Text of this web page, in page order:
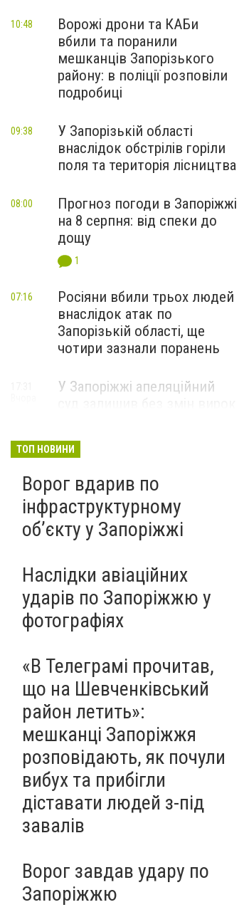
Ворожі дрони та КАБи
вбили та поранили
мешканців Запорізького
району: в поліції розповіли
подробиці
10:48
У Запорізькій області
внаслідок обстрілів горіли
поля та територія лісництва
09:38
Прогноз погоди в Запоріжжі
на 8 серпня: від спеки до
дощу
1
08:00
Росіяни вбили трьох людей
внаслідок атак по
Запорізькій області, ще
чотири зазнали поранень
07:16
У Запоріжжі апеляційний
зґвалтування двох
малолітніх падчерок
ТОП НОВИНИ
Ворог вдарив по
інфраструктурному
обʼєкту у Запоріжжі
Наслідки авіаційних
ударів по Запоріжжю у
фотографіях
«В Телеграмі прочитав,
що на Шевченківський
район летить»:
мешканці Запоріжжя
розповідають, як почули
вибух та прибігли
діставати людей з-під
завалів
Ворог завдав удару по
Запоріжжю